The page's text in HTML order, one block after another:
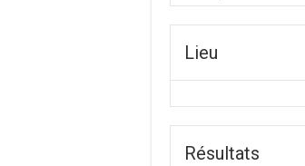
Lieu
Résultats